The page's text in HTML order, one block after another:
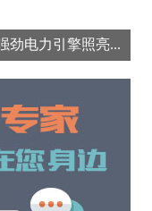
劲电力引擎照亮...